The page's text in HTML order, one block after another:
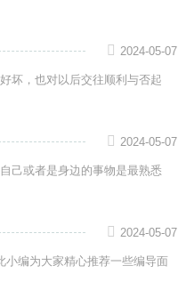
坏，也对以后交往顺利与否起
2024-05-07
己或者是身边的事物是最熟悉
2024-05-07
小编为大家精心推荐一些编导面
2024-05-07